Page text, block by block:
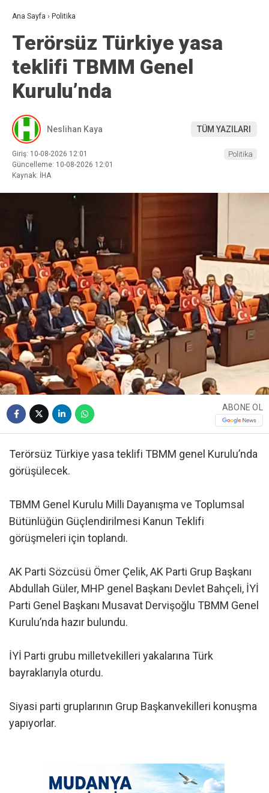
Ana Sayfa › Politika
Terörsüz Türkiye yasa
teklifi TBMM Genel
Kurulu’nda
Neslihan Kaya TÜM YAZILARI
Giriş: 10-08-2026 12:01
Güncelleme: 10-08-2026 12:01
Kaynak: İHA
Politika
ABONE OL
Terörsüz Türkiye yasa teklifi TBMM genel Kurulu’nda
görüşülecek.
TBMM Genel Kurulu Milli Dayanışma ve Toplumsal
Bütünlüğün Güçlendirilmesi Kanun Teklifi
görüşmeleri için toplandı.
AK Parti Sözcüsü Ömer Çelik, AK Parti Grup Başkanı
Abdullah Güler, MHP genel Başkanı Devlet Bahçeli, İYİ
Parti Genel Başkanı Musavat Dervişoğlu TBMM Genel
Kurulu’nda hazır bulundu.
İYİ Parti grubu milletvekilleri yakalarına Türk
bayraklarıyla oturdu.
Siyasi parti gruplarının Grup Başkanvekilleri konuşma
yapıyorlar.